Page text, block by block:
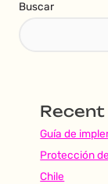
Buscar
Guía de
Protección
Chile